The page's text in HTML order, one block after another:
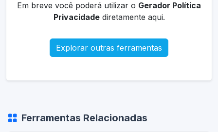
Em breve você poderá utilizar o Gerador Política
Privacidadediretamente aqui.
Explorar outras ferramentas
Ferramentas Relacionadas